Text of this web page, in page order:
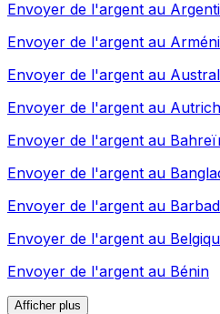
Envoyer de l'argent au
Envoyer de l'argent au
Envoyer de l'argent au
Envoyer de l'argent au
Envoyer de l'argent au
Envoyer de l'argent au
Envoyer de l'argent au
Envoyer de l'argent au
Envoyer de l'argent au Bénin
Afficher plus